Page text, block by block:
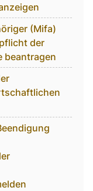
(Mifa)
der
beantragen